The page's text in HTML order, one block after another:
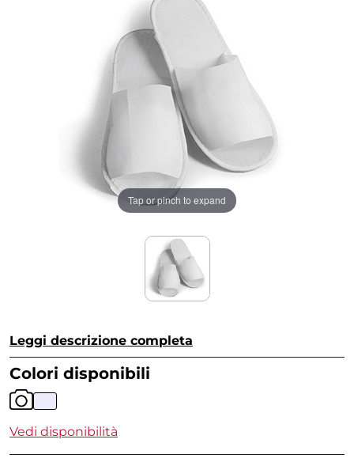
Tap or pinch to expand
Leggi descrizione completa
Colori disponibili
Vedi disponibilità